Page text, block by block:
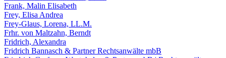
Frank, Malin Elisabeth
Frey, Elisa Andrea
Frey-Glaus, Lorena, LL.M.
Frhr. von Maltzahn, Berndt
Fridrich, Alexandra
Fridrich Bannasch & Partner Rechtsanwälte mbB